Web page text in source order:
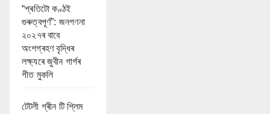
“প্ৰতিটো কণ্ঠই
গুৰুত্বপূৰ্ণ”: জনগণনা
২০২৭ৰ বাবে
অংশগ্ৰহণ বৃদ্ধিৰ
লক্ষ্যৰে জুবীন গাৰ্গৰ
গীত মুকলি
টেটলী গ্ৰীন টি শ্লিম